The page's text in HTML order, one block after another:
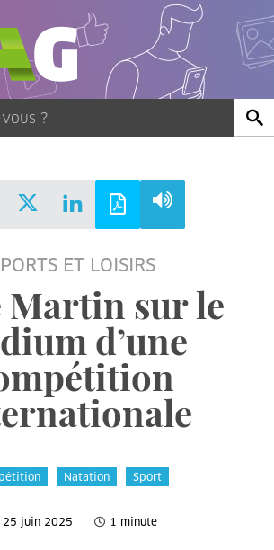
ET LOISIRS
Martin sur le
d’une
Natation Sport
25 juin 2025 1 minute